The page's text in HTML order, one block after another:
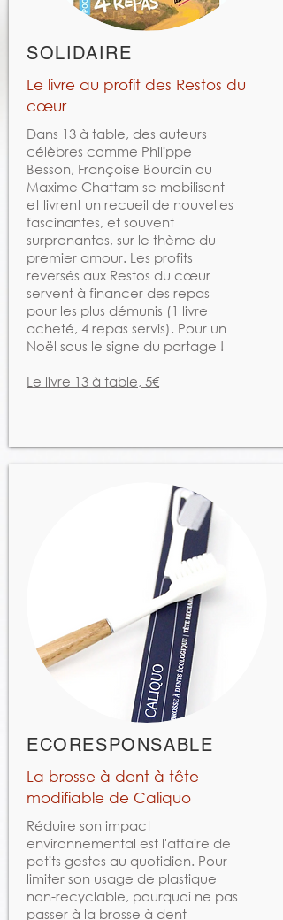
SOLIDAIRE
Le livre au profit des Restos du
cœur
Dans 13 à table, des auteurs
célèbres comme Philippe
Besson, Françoise Bourdin ou
Maxime Chattam se mobilisent
et livrent un recueil de nouvelles
fascinantes, et souvent
surprenantes, sur le thème du
premier amour. Les profits
reversés aux Restos du cœur
servent à financer des repas
pour les plus démunis (1 livre
acheté, 4 repas servis). Pour un
Noël sous le signe du partage !
Le livre 13 à table, 5€
ECORESPONSABLE
La brosse à dent à tête
modifiable de Caliquo
Réduire son impact
environnemental est l'affaire de
petits gestes au quotidien. Pour
limiter son usage de plastique
non-recyclable, pourquoi ne pas
passer à la brosse à dent